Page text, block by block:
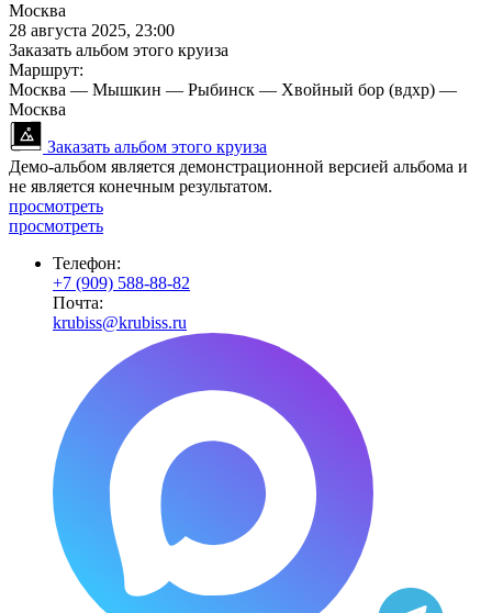
Москва
28 августа 2025, 23:00
Заказать альбом этого круиза
Маршрут:
Москва — Мышкин — Рыбинск — Хвойный бор (вдхр) —
Москва
Заказать альбом этого круиза
Демо-альбом является демонстрационной версией альбома и
не является конечным результатом.
просмотреть
просмотреть
Телефон:
+7 (909) 588-88-82
Почта:
krubiss@krubiss.ru